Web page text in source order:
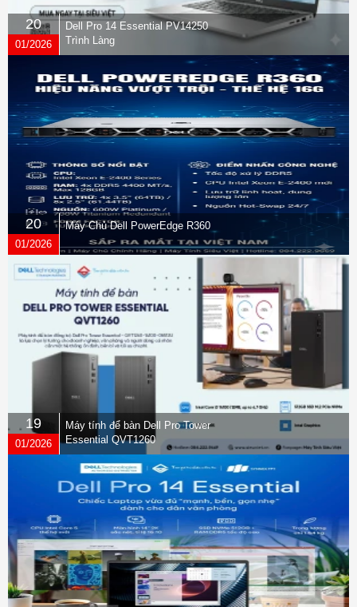
20
01/2026
Dell Pro 14 Essential PV14250
Trình Làng
20
01/2026
Máy Chủ Dell PowerEdge R360
19
01/2026
Máy tính để bàn Dell Pro Tower
Essential QVT1260